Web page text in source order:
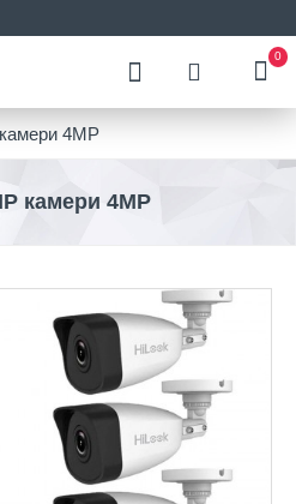
0
4MP
камери 4MP